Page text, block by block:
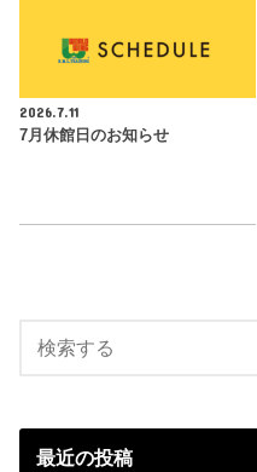
2026.7.11
7月休館日のお知らせ
最近の投稿